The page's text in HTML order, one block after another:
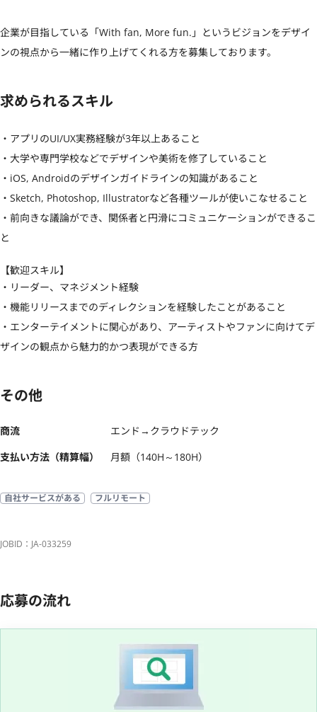
企業が目指している「With fan, More fun.」というビジョンをデザイ
ンの視点から一緒に作り上げてくれる方を募集しております。
求められるスキル
・アプリのUI/UX実務経験が3年以上あること
・大学や専門学校などでデザインや美術を修了していること
・iOS, Androidのデザインガイドラインの知識があること
・Sketch, Photoshop, Illustratorなど各種ツールが使いこなせること
・前向きな議論ができ、関係者と円滑にコミュニケーションができるこ
と
【歓迎スキル】
・リーダー、マネジメント経験
・機能リリースまでのディレクションを経験したことがあること
・エンターテイメントに関心があり、アーティストやファンに向けてデ
ザインの観点から魅力的かつ表現ができる方
その他
商流
エンド→クラウドテック
支払い方法（精算幅）
月額（140H～180H）
自社サービスがある フルリモート
JOBID：JA-033259
応募の流れ